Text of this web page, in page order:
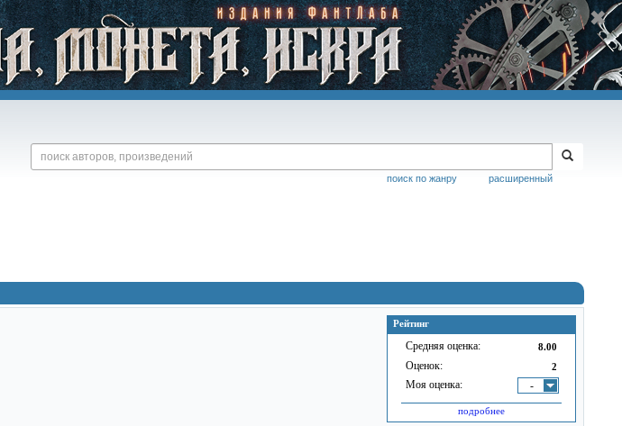
расширенный
поиск по жанру
Рейтинг
Средняя оценка: 8.00
Оценок: 2
Моя оценка: -
подробнее